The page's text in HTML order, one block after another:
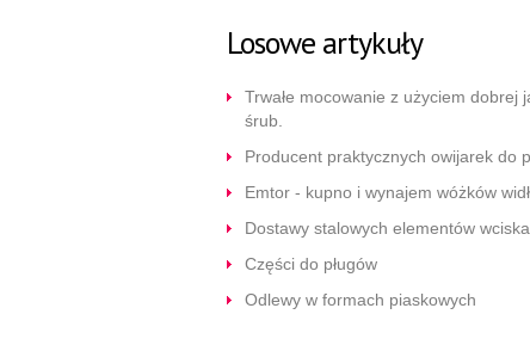
Losowe artykuły
Trwałe mocowanie z użyciem dobrej
śrub.
Producent praktycznych owijarek do
Emtor - kupno i wynajem wóżków
Dostawy stalowych elementów
Części do pługów
Odlewy w formach piaskowych